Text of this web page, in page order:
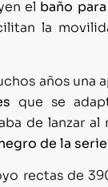
el baño
la
años una
que se
de lanzar
de la serie
rectas de